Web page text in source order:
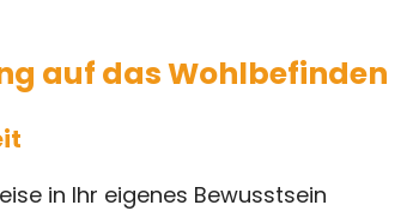
auf das Wohlbefinden
in Ihr eigenes Bewusstsein